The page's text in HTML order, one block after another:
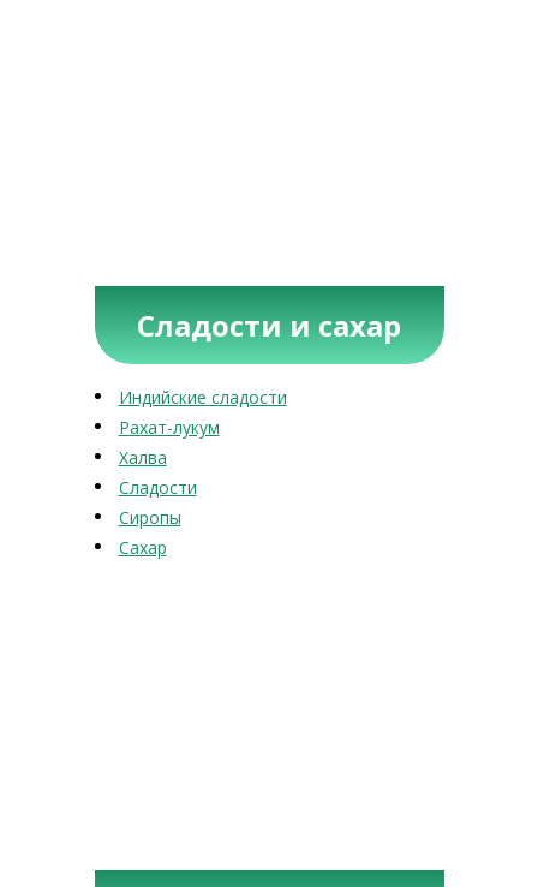
Сладости и сахар
Индийские сладости
Рахат-лукум
Халва
Сладости
Сиропы
Сахар